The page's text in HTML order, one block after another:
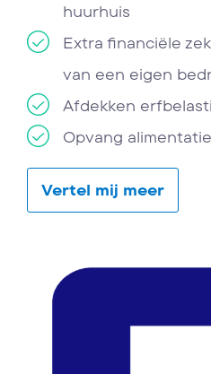
huurhuis
Extra financiële
van een eigen
Afdekken
Opvang alimentatie
Vertel mij meer